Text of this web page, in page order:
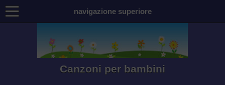
navigazione superiore
Canzoni per bambini